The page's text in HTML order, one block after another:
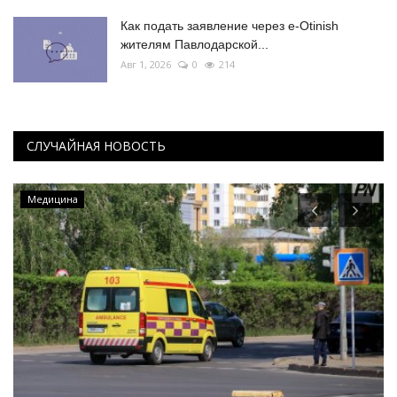
Как подать заявление через e-Otinish
жителям Павлодарской...
Авг 1, 2026 0 214
СЛУЧАЙНАЯ НОВОСТЬ
Медицина